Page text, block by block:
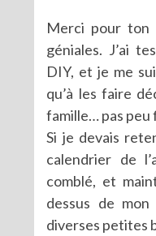
Merci pour ton
géniales. J’ai
DIY, et je me
qu’à les faire
famille… pas
Si je devais
calendrier de
comblé, et
dessus de
diverses petites